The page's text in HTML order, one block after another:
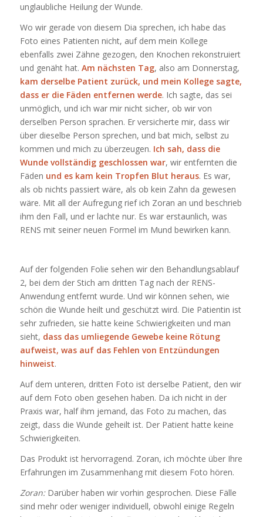
unglaubliche Heilung der Wunde.
Wo wir gerade von diesem Dia sprechen, ich habe das
Foto eines Patienten nicht, auf dem mein Kollege
ebenfalls zwei Zähne gezogen, den Knochen rekonstruiert
und genäht hat. Am nächsten Tag, also am Donnerstag,
kam derselbe Patient zurück, und mein Kollege sagte,
dass er die Fäden entfernen werde. Ich sagte, das sei
unmöglich, und ich war mir nicht sicher, ob wir von
derselben Person sprachen. Er versicherte mir, dass wir
über dieselbe Person sprechen, und bat mich, selbst zu
kommen und mich zu überzeugen. Ich sah, dass die
Wunde vollständig geschlossen war, wir entfernten die
Fäden und es kam kein Tropfen Blut heraus. Es war,
als ob nichts passiert wäre, als ob kein Zahn da gewesen
wäre. Mit all der Aufregung rief ich Zoran an und beschrieb
ihm den Fall, und er lachte nur. Es war erstaunlich, was
RENS mit seiner neuen Formel im Mund bewirken kann.
Auf der folgenden Folie sehen wir den Behandlungsablauf
2, bei dem der Stich am dritten Tag nach der RENS-
Anwendung entfernt wurde. Und wir können sehen, wie
schön die Wunde heilt und geschützt wird. Die Patientin ist
sehr zufrieden, sie hatte keine Schwierigkeiten und man
sieht, dass das umliegende Gewebe keine Rötung
aufweist, was auf das Fehlen von Entzündungen
hinweist.
Auf dem unteren, dritten Foto ist derselbe Patient, den wir
auf dem Foto oben gesehen haben. Da ich nicht in der
Praxis war, half ihm jemand, das Foto zu machen, das
zeigt, dass die Wunde geheilt ist. Der Patient hatte keine
Schwierigkeiten.
Das Produkt ist hervorragend. Zoran, ich möchte über Ihre
Erfahrungen im Zusammenhang mit diesem Foto hören.
Zoran:Darüber haben wir vorhin gesprochen. Diese Fälle
sind mehr oder weniger individuell, obwohl einige Regeln